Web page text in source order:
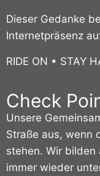
Dieser Gedanke
Internetpräsenz
RIDE ON • STAY
Check
Unsere
Straße aus, wenn
stehen. Wir bilden
immer wieder